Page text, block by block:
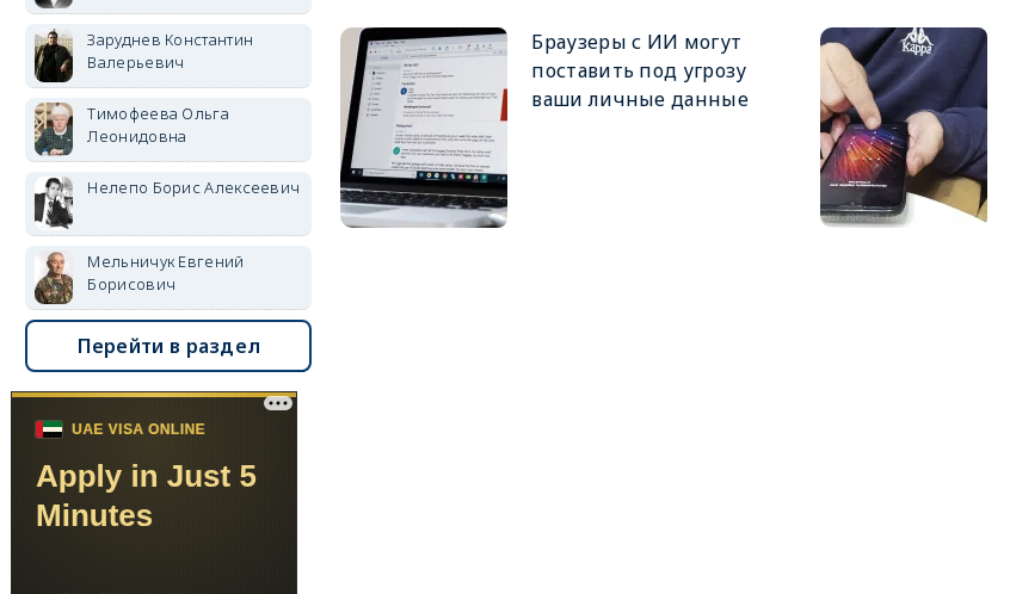
Браузеры с ИИ могут
поставить под угрозу
ваши личные данные
Заруднев Константин
Валерьевич
Тимофеева Ольга
Леонидовна
Нелепо Борис Алексеевич
Мельничук Евгений
Борисович
Перейти в раздел